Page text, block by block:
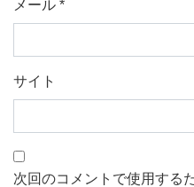
メール *
サイト
次回のコメントで使用する